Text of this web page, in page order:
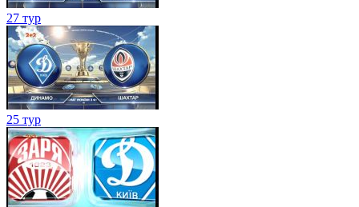
27 тур
25 тур